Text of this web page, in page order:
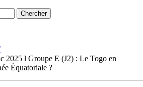
2025 l Groupe E (J2) : Le Togo en
Équatoriale ?